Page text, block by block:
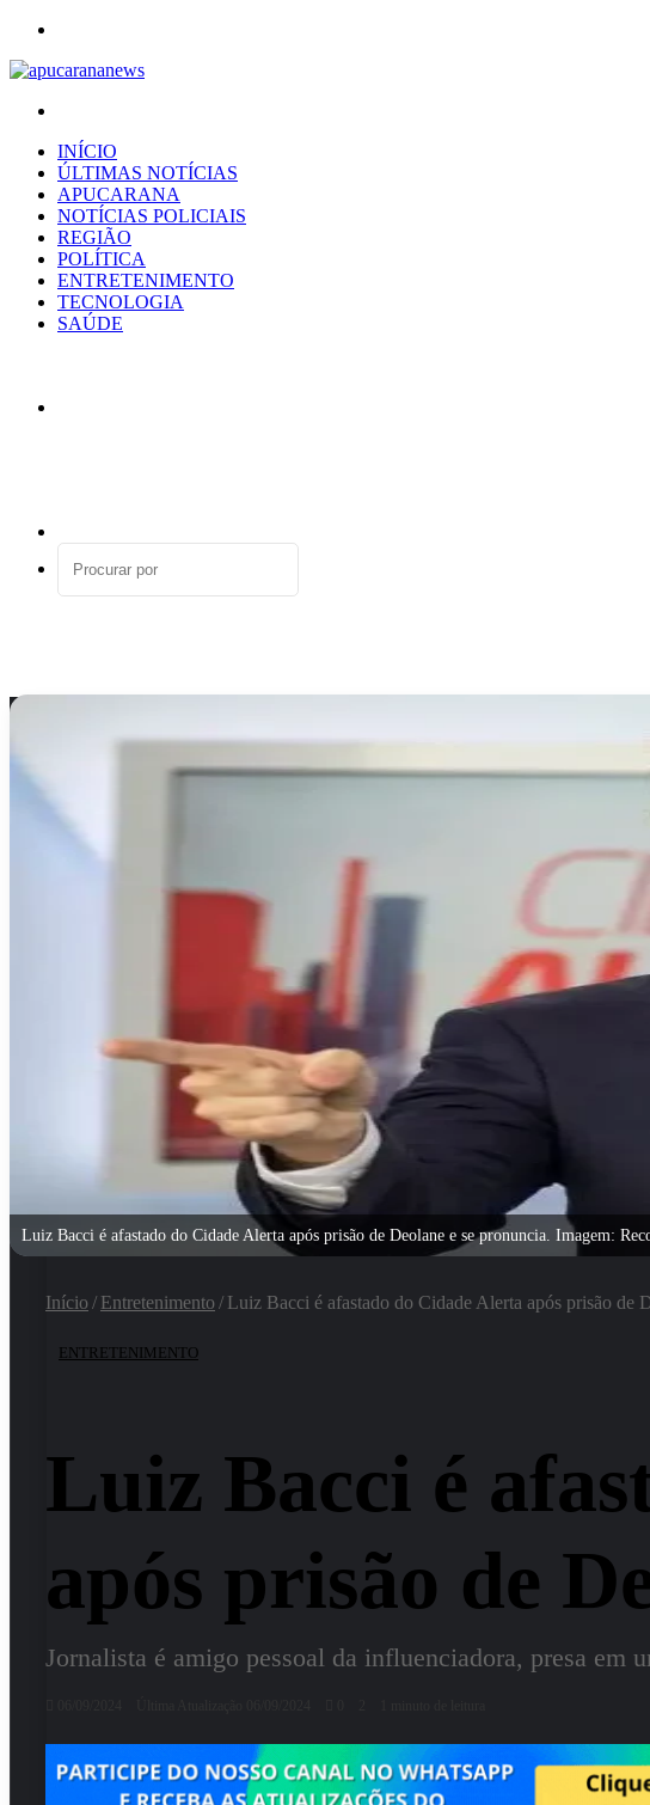
INÍCIO
ÚLTIMAS NOTÍCIAS
APUCARANA
NOTÍCIAS POLICIAIS
REGIÃO
POLÍTICA
ENTRETENIMENTO
TECNOLOGIA
SAÚDE
aleatório
Luiz Bacci é afastado do Cidade Alerta após prisão de Deolane e se pronuncia. Imagem:
Início / Entretenimento / Luiz Bacci é afastado do Cidade Alerta após prisão de
ENTRETENIMENTO
Luiz Bacci é
após prisão de
Jornalista é amigo pessoal da influenciadora, presa em